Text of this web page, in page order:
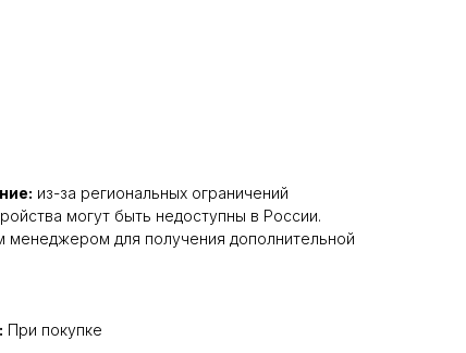
из-за региональных ограничений
могут быть недоступны в России.
менеджером для получения дополнительной
При покупке